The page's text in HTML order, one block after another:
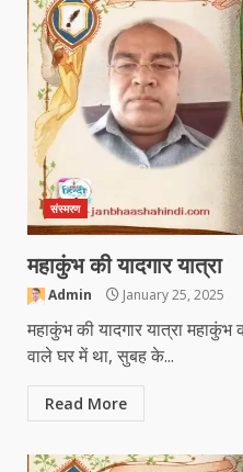
संस्मरण
महाकुंभ की यादगार यात्रा
Admin January 25, 2025
महाकुंभ की यादगार यात्रा महाकुंभ
वाले घर में था, सुबह के...
Read More